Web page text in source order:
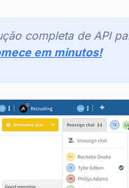
completa de API
em minutos!